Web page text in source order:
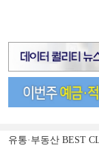
유통·부동산 BEST